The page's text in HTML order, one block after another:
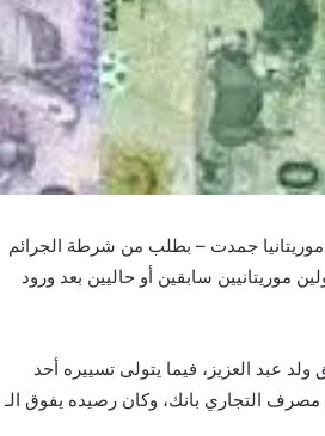
جمدت – بطلب من شرطة الجرائم
لمسؤولين موريتانيين سابقين أو حاليين بعد ورود
عبد العزيز، فيما يتولى تسييره أحد
التجاري بانك، وكان رصيده يفوق الـ